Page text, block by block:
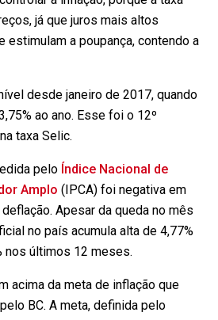
já que juros mais altos
estimulam a poupança, contendo a
desde janeiro de 2017, quando
ao ano. Esse foi o 12º
taxa Selic.
pelo Índice Nacional de
Amplo (IPCA) foi negativa em
Apesar da queda no mês
no país acumula alta de 4,77%
nos últimos 12 meses.
acima da meta de inflação que
BC. A meta, definida pelo